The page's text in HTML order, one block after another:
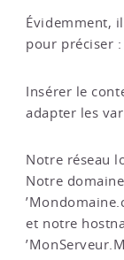
Évidemment,
pour préciser :
Insérer le
adapter les
Notre réseau
Notre
et notre